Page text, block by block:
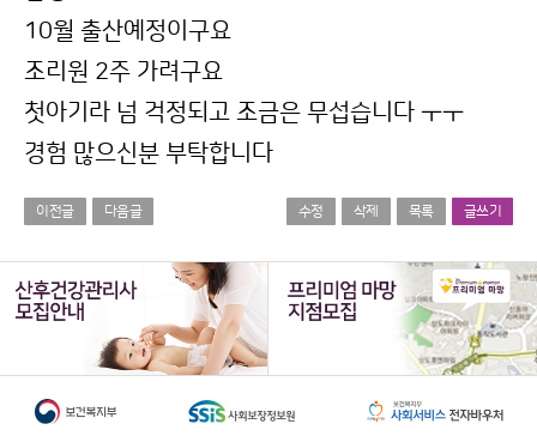
10월 출산예정이구요
조리원 2주 가려구요
첫아기라 넘 걱정되고 조금은 무섭습니다 ㅜㅜ
경험 많으신분 부탁합니다
이전글 다음글 수정 삭제 목록 글쓰기